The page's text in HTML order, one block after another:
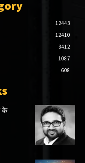
12443
12410
3412
1087
608
के